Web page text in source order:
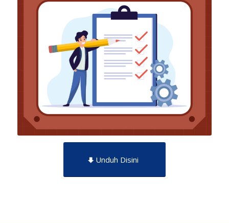
Unduh Disini